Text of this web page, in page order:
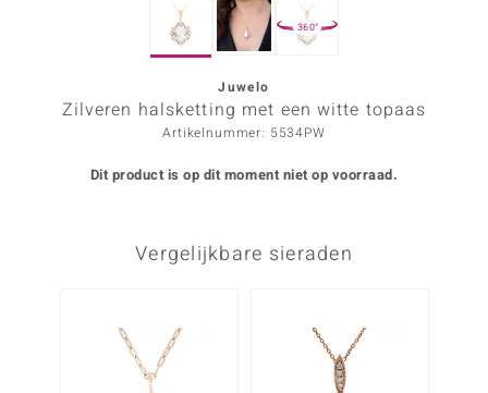
360°
Juwelo
Zilveren halsketting met een witte topaas
Artikelnummer: 5534PW
Dit product is op dit moment niet op voorraad.
Vergelijkbare sieraden